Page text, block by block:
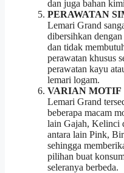
dan juga bahan
PERAWATAN
Lemari Grand
dibersihkan dengan
dan tidak
perawatan khusus
perawatan kayu
lemari logam.
VARIAN MOTIF
Lemari Grand
beberapa macam
lain Gajah, Kelinci
antara lain Pink,
sehingga
pilihan buat
seleranya berbeda.